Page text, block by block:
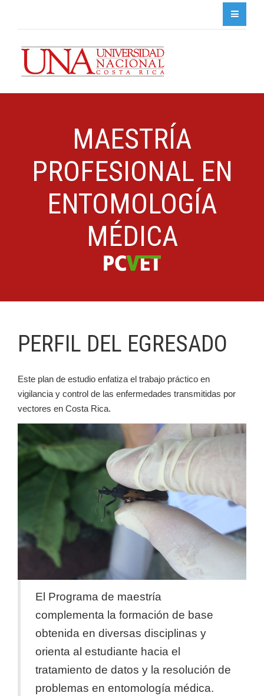
MAESTRÍA
PROFESIONAL EN
ENTOMOLOGÍA
MÉDICA
PERFIL DEL EGRESADO
Este plan de estudio enfatiza el trabajo práctico en
vigilancia y control de las enfermedades transmitidas por
vectores en Costa Rica.
El Programa de maestría
complementa la formación de base
obtenida en diversas disciplinas y
orienta al estudiante hacia el
tratamiento de datos y la resolución de
problemas en entomología médica.